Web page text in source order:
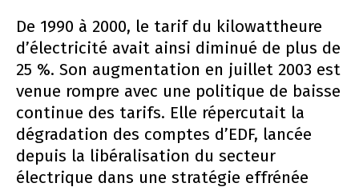
De 1990 à 2000, le tarif du kilowattheure
d’électricité avait ainsi diminué de plus de
25 %. Son augmentation en juillet 2003 est
venue rompre avec une politique de baisse
continue des tarifs. Elle répercutait la
dégradation des comptes d’EDF, lancée
depuis la libéralisation du secteur
électrique dans une stratégie effrénée